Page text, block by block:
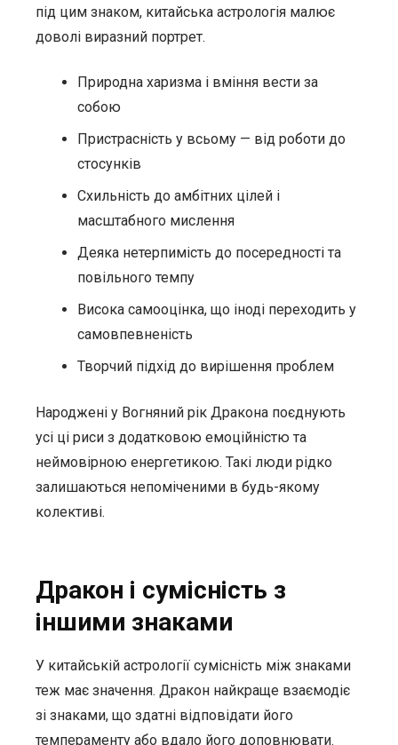
під цим знаком, китайська астрологія малює
доволі виразний портрет.
Природна харизма і вміння вести за
собою
Пристрасність у всьому — від роботи до
стосунків
Схильність до амбітних цілей і
масштабного мислення
Деяка нетерпимість до посередності та
повільного темпу
Висока самооцінка, що іноді переходить у
самовпевненість
Творчий підхід до вирішення проблем
Народжені у Вогняний рік Дракона поєднують
усі ці риси з додатковою емоційністю та
неймовірною енергетикою. Такі люди рідко
залишаються непоміченими в будь-якому
колективі.
Дракон і сумісність з
іншими знаками
У китайській астрології сумісність між знаками
теж має значення. Дракон найкраще взаємодіє
зі знаками, що здатні відповідати його
темпераменту або вдало його доповнювати.